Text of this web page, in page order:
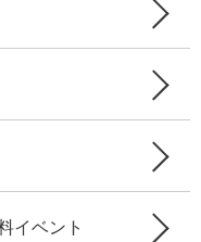
イベント